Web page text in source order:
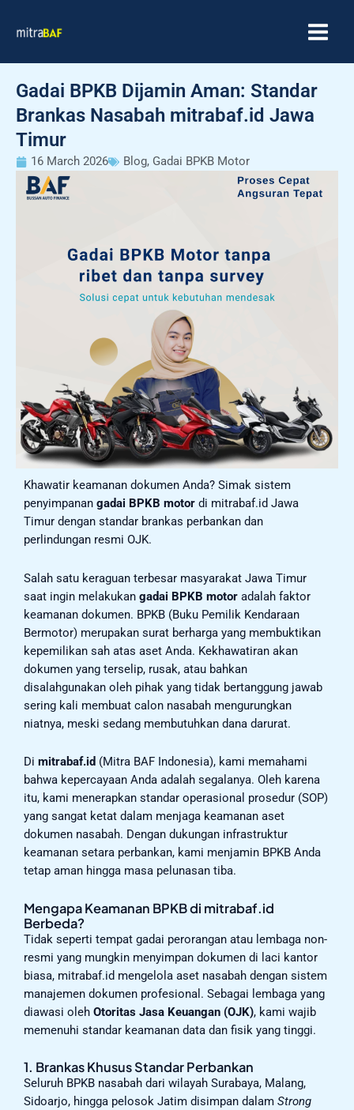
Gadai BPKB Dijamin Aman: Standar
Brankas Nasabah mitrabaf.id Jawa
Timur
16 March 2026 Blog, Gadai BPKB Motor
Khawatir keamanan dokumen Anda? Simak sistem
penyimpanan gadai BPKB motor di mitrabaf.id Jawa
Timur dengan standar brankas perbankan dan
perlindungan resmi OJK.
Salah satu keraguan terbesar masyarakat Jawa Timur
saat ingin melakukan gadai BPKB motor adalah faktor
keamanan dokumen. BPKB (Buku Pemilik Kendaraan
Bermotor) merupakan surat berharga yang membuktikan
kepemilikan sah atas aset Anda. Kekhawatiran akan
dokumen yang terselip, rusak, atau bahkan
disalahgunakan oleh pihak yang tidak bertanggung jawab
sering kali membuat calon nasabah mengurungkan
niatnya, meski sedang membutuhkan dana darurat.
Di mitrabaf.id (Mitra BAF Indonesia), kami memahami
bahwa kepercayaan Anda adalah segalanya. Oleh karena
itu, kami menerapkan standar operasional prosedur (SOP)
yang sangat ketat dalam menjaga keamanan aset
dokumen nasabah. Dengan dukungan infrastruktur
keamanan setara perbankan, kami menjamin BPKB Anda
tetap aman hingga masa pelunasan tiba.
Mengapa Keamanan BPKB di mitrabaf.id
Berbeda?
Tidak seperti tempat gadai perorangan atau lembaga non-
resmi yang mungkin menyimpan dokumen di laci kantor
biasa, mitrabaf.id mengelola aset nasabah dengan sistem
manajemen dokumen profesional. Sebagai lembaga yang
diawasi oleh Otoritas Jasa Keuangan (OJK), kami wajib
memenuhi standar keamanan data dan fisik yang tinggi.
1. Brankas Khusus Standar Perbankan
Seluruh BPKB nasabah dari wilayah Surabaya, Malang,
Sidoarjo, hingga pelosok Jatim disimpan dalam Strong